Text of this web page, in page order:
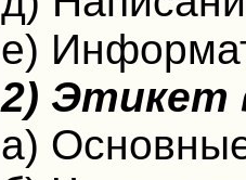
е)
2) Этикет
а)